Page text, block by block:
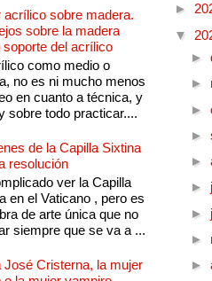
acrílico sobre madera.
sobre la madera
del acrílico
como medio o
no es ni mucho menos
en cuanto a técnica, y
sobre todo practicar....
de la Capilla Sixtina
resolución
ver la Capilla
en el Vaticano , pero es
de arte única que no
siempre que se va a ...
José Cristerna, la mujer
►
▼
►
►
►
►
►
►
►
►
►